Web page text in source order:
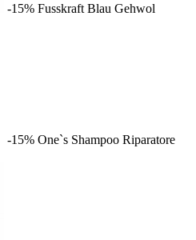
-15% Fusskraft Blau Gehwol
-15% One`s Shampoo Riparatore